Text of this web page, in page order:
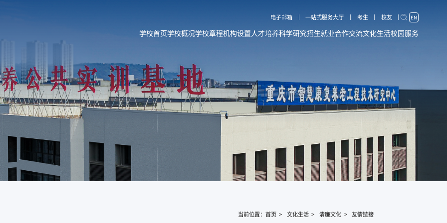
电子邮箱 一站式服务大厅 考生 校友 EN
学校首页学校概况学校章程机构设置人才培养科学研究招生就业合作交流文化生活校园服务
当前位置： 首页 文化生活 清廉文化 友情链接